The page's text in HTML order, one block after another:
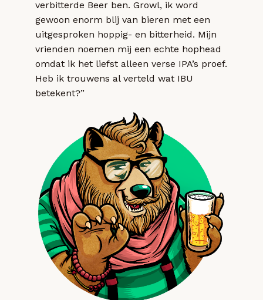
verbitterde Beer ben. Growl, ik word
gewoon enorm blij van bieren met een
uitgesproken hoppig- en bitterheid. Mijn
vrienden noemen mij een echte hophead
omdat ik het liefst alleen verse IPA’s proef.
Heb ik trouwens al verteld wat IBU
betekent?”